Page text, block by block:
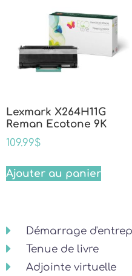
Lexmark X264H11G
Reman Ecotone 9K
109.99$
Ajouter au panier
Démarrage
Tenue de livre
Adjointe virtuelle